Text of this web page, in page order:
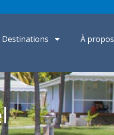
Destinations À propos